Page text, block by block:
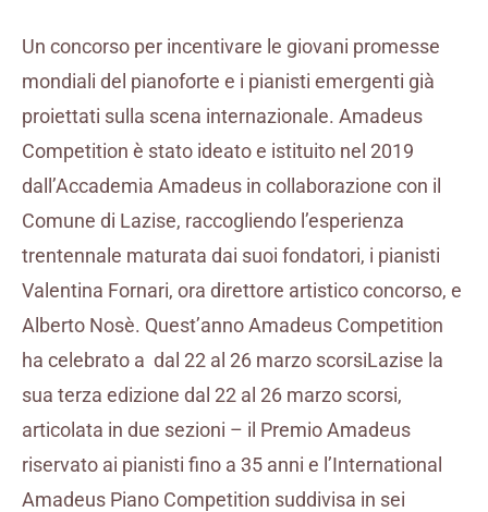
Un concorso per incentivare le giovani promesse
mondiali del pianoforte e i pianisti emergenti già
proiettati sulla scena internazionale. Amadeus
Competition è stato ideato e istituito nel 2019
dall’Accademia Amadeus in collaborazione con il
Comune di Lazise, raccogliendo l’esperienza
trentennale maturata dai suoi fondatori, i pianisti
Valentina Fornari, ora direttore artistico concorso, e
Alberto Nosè. Quest’anno Amadeus Competition
ha celebrato a dal 22 al 26 marzo scorsiLazise la
sua terza edizione dal 22 al 26 marzo scorsi,
articolata in due sezioni – il Premio Amadeus
riservato ai pianisti fino a 35 anni e l’International
Amadeus Piano Competition suddivisa in sei